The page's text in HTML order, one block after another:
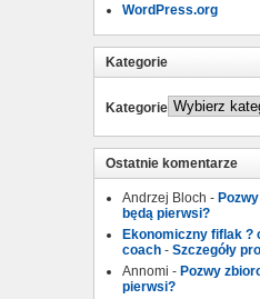
WordPress.org
Kategorie
Kategorie
Ostatnie komentarze
Andrzej Bloch -
będą pierwsi?
Ekonomiczny fiflak ?
coach - Szczegóły
Annomi - Pozwy
pierwsi?